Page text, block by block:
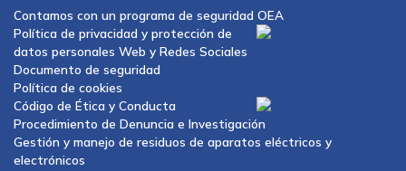
Contamos con un programa de seguridad OEA
Política de privacidad y protección de
datos personales Web y Redes Sociales
Documento de seguridad
Política de cookies
Código de Ética y Conducta
Procedimiento de Denuncia e Investigación
Gestión y manejo de residuos de aparatos eléctricos y
electrónicos